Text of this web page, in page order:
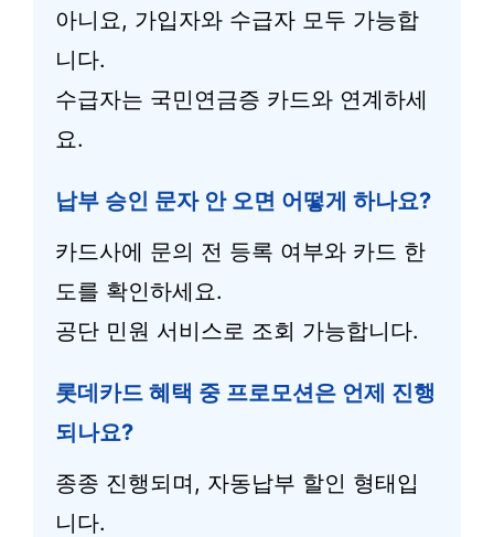
아니요, 가입자와 수급자 모두 가능합
니다.
수급자는 국민연금증 카드와 연계하세
요.
납부 승인 문자 안 오면 어떻게 하나요?
카드사에 문의 전 등록 여부와 카드 한
도를 확인하세요.
공단 민원 서비스로 조회 가능합니다.
롯데카드 혜택 중 프로모션은 언제 진행
되나요?
종종 진행되며, 자동납부 할인 형태입
니다.